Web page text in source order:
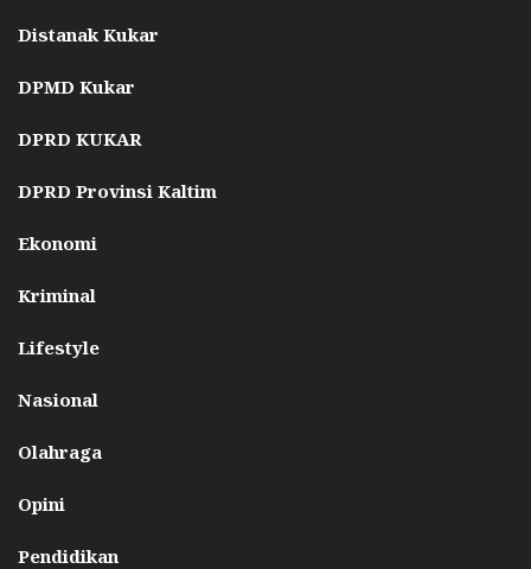
Distanak Kukar
DPMD Kukar
DPRD KUKAR
DPRD Provinsi Kaltim
Ekonomi
Kriminal
Lifestyle
Nasional
Olahraga
Opini
Pendidikan